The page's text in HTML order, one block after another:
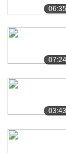
[18] 概论：系
[19] 概论：理
[20] 概论：《
[21] 概论：《学
的》概念地图
06:35
07:24
03:43